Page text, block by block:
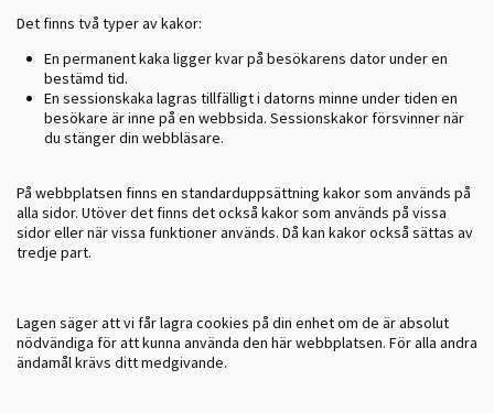
Det finns två typer av kakor:
En permanent kaka ligger kvar på besökarens dator under en
bestämd tid.
En sessionskaka lagras tillfälligt i datorns minne under tiden en
besökare är inne på en webbsida. Sessionskakor försvinner när
du stänger din webbläsare.
På webbplatsen finns en standarduppsättning kakor som används på
alla sidor. Utöver det finns det också kakor som används på vissa
sidor eller när vissa funktioner används. Då kan kakor också sättas av
tredje part.
Lagen säger att vi får lagra cookies på din enhet om de är absolut
nödvändiga för att kunna använda den här webbplatsen. För alla andra
ändamål krävs ditt medgivande.